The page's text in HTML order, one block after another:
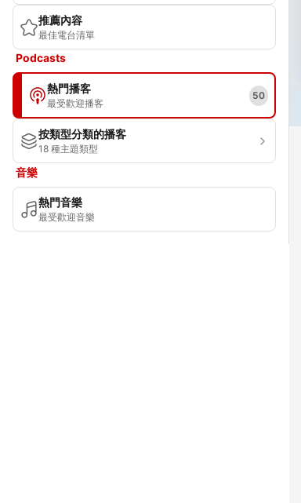
推薦內容
最佳電台清單
Podcasts
熱門播客
最受歡迎播客
50
按類型分類的播客
18 種主題類型
音樂
熱門音樂
最受歡迎音樂